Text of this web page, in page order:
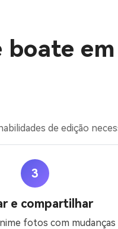
de edição
3
e compartilhar
fotos com mudanças